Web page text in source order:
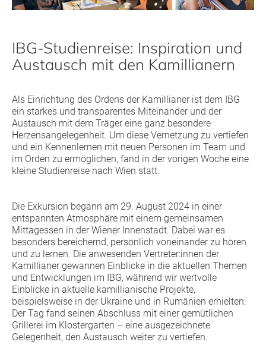
IBG-Studienreise: Inspiration und
Austausch mit den Kamillianern
Als Einrichtung des Ordens der Kamillianer ist dem IBG
ein starkes und transparentes Miteinander und der
Austausch mit dem Träger eine ganz besondere
Herzensangelegenheit. Um diese Vernetzung zu vertiefen
und ein Kennenlernen mit neuen Personen im Team und
im Orden zu ermöglichen, fand in der vorigen Woche eine
kleine Studienreise nach Wien statt.
Die Exkursion begann am 29. August 2024 in einer
entspannten Atmosphäre mit einem gemeinsamen
Mittagessen in der Wiener Innenstadt. Dabei war es
besonders bereichernd, persönlich voneinander zu hören
und zu lernen. Die anwesenden Vertreter:innen der
Kamillianer gewannen Einblicke in die aktuellen Themen
und Entwicklungen im IBG, während wir wertvolle
Einblicke in aktuelle kamillianische Projekte,
beispielsweise in der Ukraine und in Rumänien erhielten.
Der Tag fand seinen Abschluss mit einer gemütlichen
Grillerei im Klostergarten – eine ausgezeichnete
Gelegenheit, den Austausch weiter zu vertiefen.